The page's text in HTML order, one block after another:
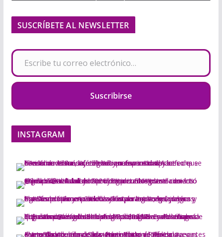
SUSCRÍBETE AL NEWSLETTER
Escribe tu correo electrónico…
Suscribirse
INSTAGRAM